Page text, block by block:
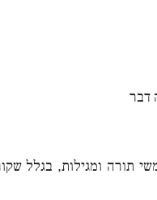
דבר
תורה ומגילות, בגלל